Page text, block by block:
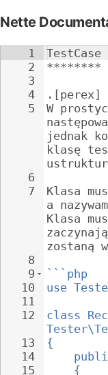
Nette
1
2
3
4
5
6
7
8
9
10
11
12
13
14
15
TestCase
********
.[perex]
W
jednak
klasę
Klasa
a
Klasa
zostaną
```php
use
class
{
{